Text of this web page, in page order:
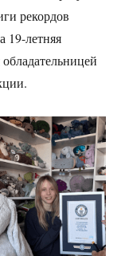
рекордов
19-летняя